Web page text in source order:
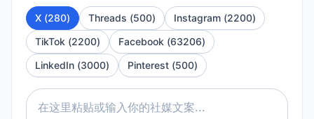
X (280) Threads (500) Instagram (2200)
TikTok (2200) Facebook (63206)
LinkedIn (3000) Pinterest (500)
在这里粘贴或输入你的社媒文案...